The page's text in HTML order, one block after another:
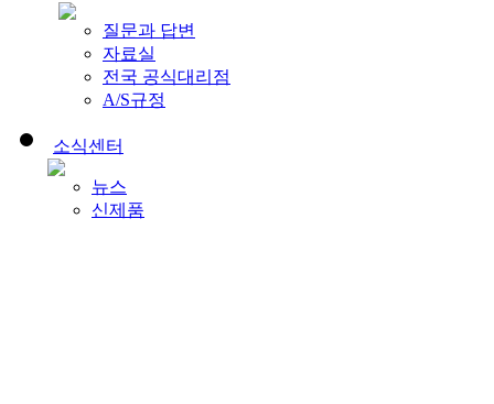
질문과 답변
자료실
전국 공식대리점
A/S규정
소식센터
뉴스
신제품